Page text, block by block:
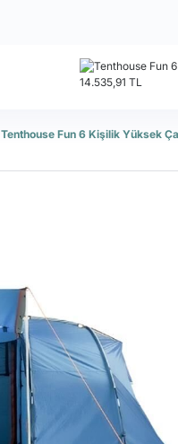
Tenthouse Fun 6 Kişilik Yüksek